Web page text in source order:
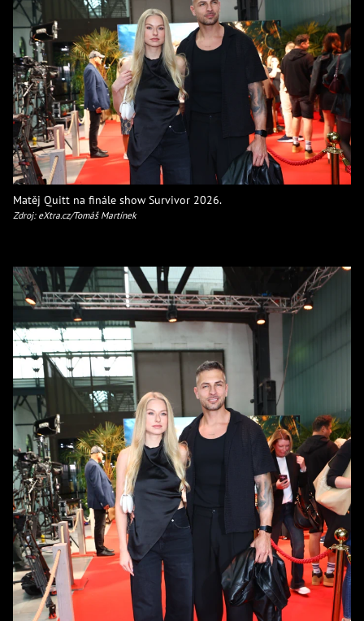
Matěj Quitt na finále show Survivor 2026.
Zdroj: eXtra.cz/Tomáš Martínek